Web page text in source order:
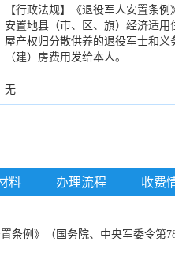
【行政法规】《退役军人安置条
安置地县（市、区、旗）经济适
屋产权归分散供养的退役军士和
（建）房费用发给本人。
无
料 办理流程 收费
置条例》（国务院、中央军委令